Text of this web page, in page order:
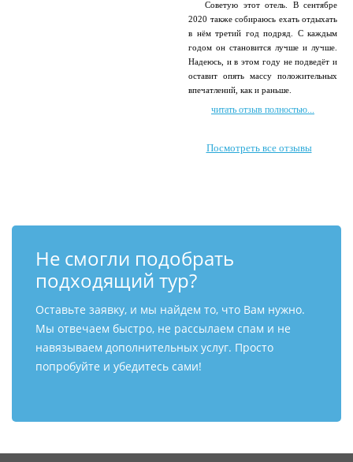
Советую этот отель. В сентябре
2020 также собираюсь ехать отдыхать
в нём третий год подряд. С каждым
годом он становится лучше и лучше.
Надеюсь, и в этом году не подведёт и
оставит опять массу положительных
впечатлений, как и раньше.
читать отзыв полностью...
Посмотреть все отзывы
Не смогли подобрать
подходящий тур?
Оставьте заявку, и мы найдем то, что Вам нужно.
Мы отвечаем быстро, не рассылаем спам и не
навязываем дополнительных услуг. Просто
попробуйте и убедитесь сами!